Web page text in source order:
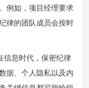
例如，项目经理要求
律的团队成员会按时
信息时代，保密纪律
据、个人隐私以及内